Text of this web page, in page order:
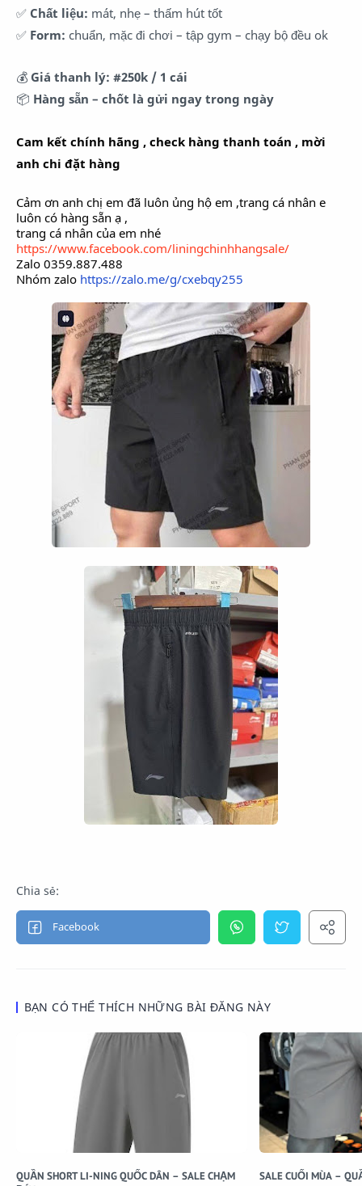
✅ Chất liệu: mát, nhẹ – thấm hút tốt
✅ Form: chuẩn, mặc đi chơi – tập gym – chạy bộ đều ok
💰 Giá thanh lý: #250k / 1 cái
📦 Hàng sẵn – chốt là gửi ngay trong ngày
Cam kết chính hãng , check hàng thanh toán , mời
anh chi đặt hàng
Cảm ơn anh chị em đã luôn ủng hộ em ,trang cá nhân e
luôn có hàng sẵn ạ ,
trang cá nhân của em nhé
https://www.facebook.com/liningchinhhangsale/
Zalo 0359.887.488
Nhóm zalo https://zalo.me/g/cxebqy255
BẠN CÓ THỂ THÍCH NHỮNG BÀI ĐĂNG NÀY
QUẦN SHORT LI-NING QUỐC DÂN – SALE CHẠM
SALE CUỐI MÙA –